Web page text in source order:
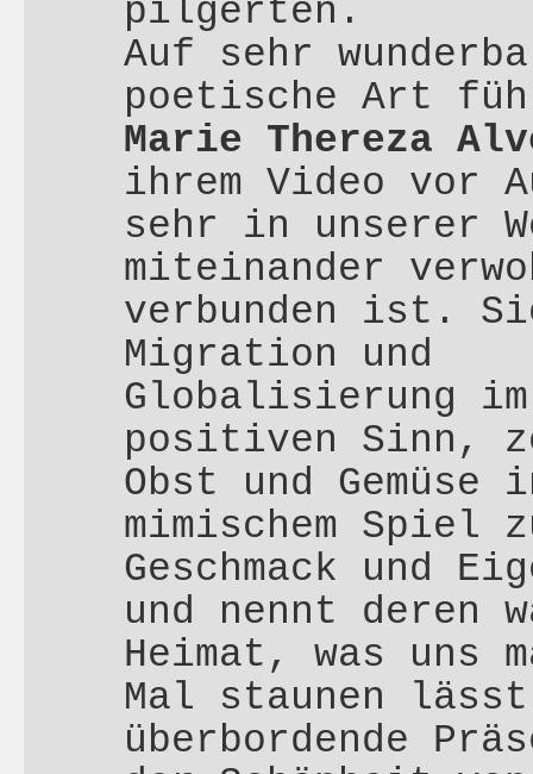
pilgerten.
Auf sehr
poetische Art
Marie Thereza
ihrem Video vor
sehr in unserer
miteinander
verbunden ist.
Migration und
Globalisierung im
positiven Sinn,
Obst und Gemüse
mimischem Spiel
Geschmack und
und nennt deren
Heimat, was uns
Mal staunen
überbordende